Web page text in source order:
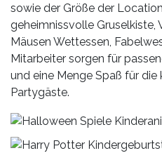
sowie der Größe der
geheimnissvolle Gruselkiste,
Mäusen Wettessen,
Mitarbeiter sorgen für
und eine Menge Spaß für die
Partygäste.